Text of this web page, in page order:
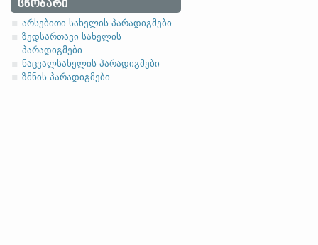
ᲪᲜᲝᲑᲐᲠᲘ
არსებითი სახელის პარადიგმები
ზედსართავი სახელის
პარადიგმები
ნაცვალსახელის პარადიგმები
ზმნის პარადიგმები